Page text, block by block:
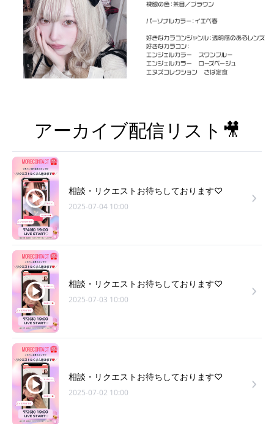
アーカイブ配信リスト🎥
相談・リクエストお待ちしております♡
2025-07-04 10:00
相談・リクエストお待ちしております♡
2025-07-03 10:00
相談・リクエストお待ちしております♡
2025-07-02 10:00